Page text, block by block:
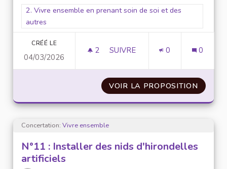
Filtrer les résultats pour le secteur : 2. Vivre ensemble en
2. Vivre ensemble en prenant soin de soi et des
autres
CRÉÉ LE
04/03/2026
2 2 ABONNÉS
SUIVRE 0 0
VOIR LA PROPOSITION N°12
Concertation: Vivre ensemble
N°11 : Installer des nids d'hirondelles
artificiels